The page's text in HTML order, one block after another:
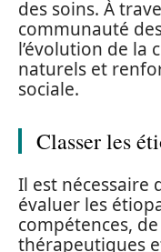
des soins. À
communauté
l’évolution de la
naturels et
sociale.
Classer les
Il est nécessaire
évaluer les
compétences,
thérapeutiques